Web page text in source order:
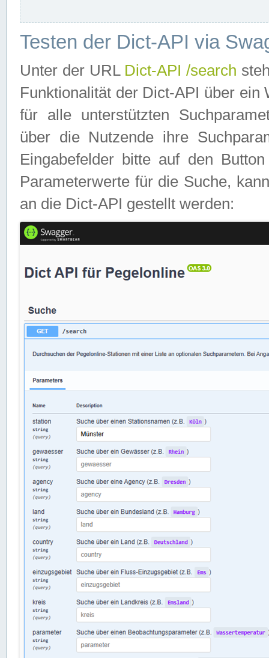
Testen der Dict-API via
Unter der URL Dict-API /search
Funktionalität der Dict-API über
für alle unterstützten
über die Nutzende ihre
Eingabefelder bitte auf den
Parameterwerte für die Suche,
an die Dict-API gestellt werden: